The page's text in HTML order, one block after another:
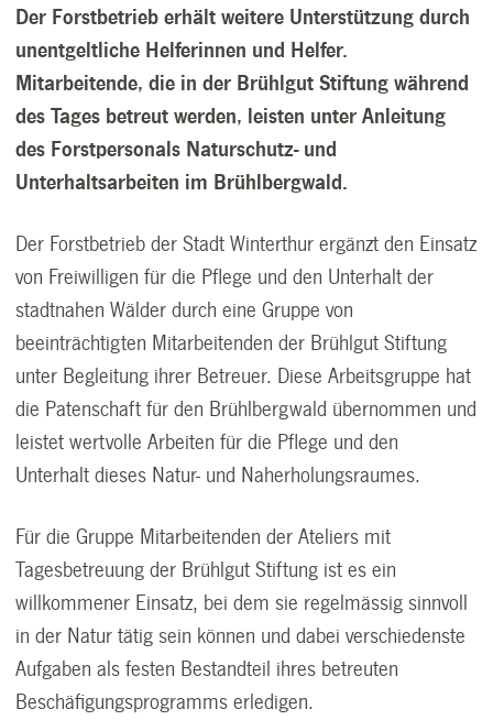
Der Forstbetrieb erhält weitere Unterstützung durch
unentgeltliche Helferinnen und Helfer.
Mitarbeitende, die in der Brühlgut Stiftung während
des Tages betreut werden, leisten unter Anleitung
des Forstpersonals Naturschutz- und
Unterhaltsarbeiten im Brühlbergwald.
Der Forstbetrieb der Stadt Winterthur ergänzt den Einsatz
von Freiwilligen für die Pflege und den Unterhalt der
stadtnahen Wälder durch eine Gruppe von
beeinträchtigten Mitarbeitenden der Brühlgut Stiftung
unter Begleitung ihrer Betreuer. Diese Arbeitsgruppe hat
die Patenschaft für den Brühlbergwald übernommen und
leistet wertvolle Arbeiten für die Pflege und den
Unterhalt dieses Natur- und Naherholungsraumes.
Für die Gruppe Mitarbeitenden der Ateliers mit
Tagesbetreuung der Brühlgut Stiftung ist es ein
willkommener Einsatz, bei dem sie regelmässig sinnvoll
in der Natur tätig sein können und dabei verschiedenste
Aufgaben als festen Bestandteil ihres betreuten
Beschäfigungsprogramms erledigen.